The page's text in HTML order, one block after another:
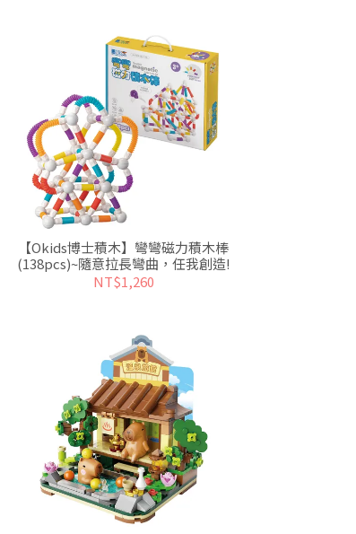
【Okids博士積木】彎彎磁力積木棒
(138pcs)~隨意拉長彎曲，任我創造!
NT$1,260